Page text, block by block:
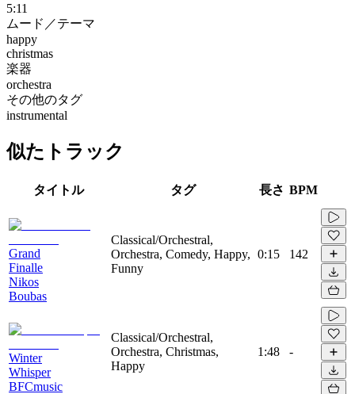
5:11
ムード／テーマ
happy
christmas
楽器
orchestra
その他のタグ
instrumental
似たトラック
タイトル タグ 長さ BPM
Grand
Finalle
Nikos
Boubas
Classical/Orchestral,
Orchestra, Comedy, Happy,
Funny
0:15 142
Winter
Whisper
BFCmusic
Classical/Orchestral,
Orchestra, Christmas,
Happy
1:48 -